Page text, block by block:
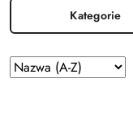
Kategorie
Zastosowano
sortowanie:
Sortuj
według